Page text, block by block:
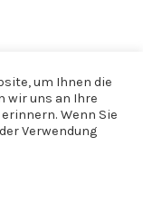
um Ihnen die
wir uns an Ihre
Wenn Sie
Verwendung